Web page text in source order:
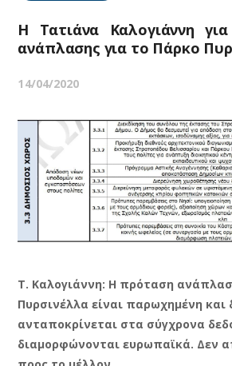
Η Τατιάνα Καλογιάννη
ανάπλασης για το Πάρκο
14/04/2020
Τ. Καλογιάννη: Η πρόταση
Πυρσινέλλα είναι παρωχημένη και
ανταποκρίνεται στα σύγχρονα
διαμορφώνονται ευρωπαϊκά. Δεν